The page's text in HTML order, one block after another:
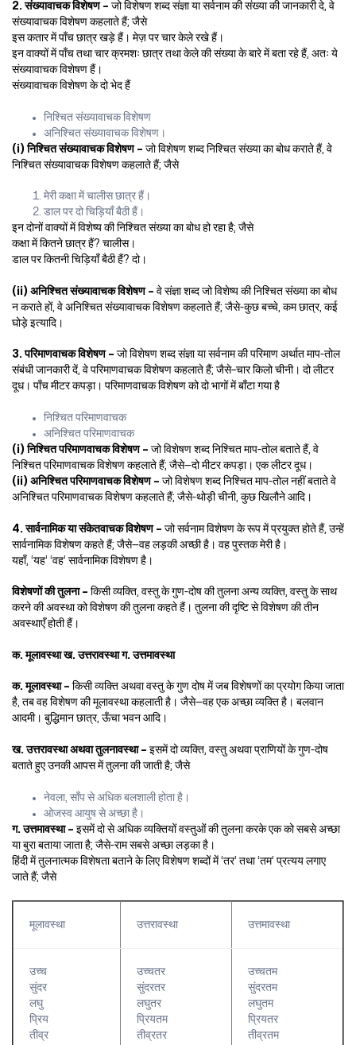
2. संख्यावाचक विशेषण – जो विशेषण शब्द संज्ञा या सर्वनाम की संख्या की जानकारी दे, वे
संख्यावाचक विशेषण कहलाते हैं; जैसे
इस कतार में पाँच छात्र खड़े हैं। मेज़ पर चार केले रखे हैं।
इन वाक्यों में पाँच तथा चार क्रमशः छात्र तथा केले की संख्या के बारे में बता रहे हैं, अतः ये
संख्यावाचक विशेषण हैं।
संख्यावाचक विशेषण के दो भेद हैं
निश्चित संख्यावाचक विशेषण
अनिश्चित संख्यावाचक विशेषण।
(i) निश्चित संख्यावाचक विशेषण – जो विशेषण शब्द निश्चित संख्या का बोध कराते हैं, वे
निश्चित संख्यावाचक विशेषण कहलाते हैं; जैसे
मेरी कक्षा में चालीस छात्र हैं।
डाल पर दो चिड़ियाँ बैठी हैं।
इन दोनों वाक्यों में विशेष्य की निश्चित संख्या का बोध हो रहा है; जैसे
कक्षा में कितने छात्र हैं? चालीस।
डाल पर कितनी चिड़ियाँ बैठी हैं? दो।
(ii) अनिश्चित संख्यावाचक विशेषण – वे संज्ञा शब्द जो विशेष्य की निश्चित संख्या का बोध
न कराते हों, वे अनिश्चित संख्यावाचक विशेषण कहलाते हैं; जैसे-कुछ बच्चे, कम छात्र, कई
घोड़े इत्यादि।
3. परिमाणवाचक विशेषण – जो विशेषण शब्द संज्ञा या सर्वनाम की परिमाण अर्थात माप-तोल
संबंधी जानकारी दें, वे परिमाणवाचक विशेषण कहलाते हैं; जैसे–चार किलो चीनी। दो लीटर
दूध। पाँच मीटर कपड़ा। परिमाणवाचक विशेषण को दो भागों में बाँटा गया है
निश्चित परिमाणवाचक
अनिश्चित परिमाणवाचक
(i) निश्चित परिमाणवाचक विशेषण – जो विशेषण शब्द निश्चित माप-तोल बताते हैं, वे
निश्चित परिमाणवाचक विशेषण कहलाते हैं; जैसे—दो मीटर कपड़ा। एक लीटर दूध।
(ii) अनिश्चित परिमाणवाचक विशेषण – जो विशेषण शब्द निश्चित माप-तोल नहीं बताते वे
अनिश्चित परिमाणवाचक विशेषण कहलाते हैं; जैसे-थोड़ी चीनी, कुछ खिलौने आदि।
4. सार्वनामिक या संकेतवाचक विशेषण – जो सर्वनाम विशेषण के रूप में प्रयुक्त होते हैं, उन्हें
सार्वनामिक विशेषण कहते हैं; जैसे—वह लड़की अच्छी है। वह पुस्तक मेरी है।
यहाँ, ‘यह’ ‘वह’ सार्वनामिक विशेषण है।
विशेषणों की तुलना – किसी व्यक्ति, वस्तु के गुण-दोष की तुलना अन्य व्यक्ति, वस्तु के साथ
करने की अवस्था को विशेषण की तुलना कहते हैं। तुलना की दृष्टि से विशेषण की तीन
अवस्थाएँ होती हैं।
क. मूलावस्था ख. उत्तरावस्था ग. उत्तमावस्था
क. मूलावस्था – किसी व्यक्ति अथवा वस्तु के गुण दोष में जब विशेषणों का प्रयोग किया जाता
है, तब वह विशेषण की मूलावस्था कहलाती है। जैसे—वह एक अच्छा व्यक्ति है। बलवान
आदमी। बुद्धिमान छात्र, ऊँचा भवन आदि।
ख. उत्तरावस्था अथवा तुलनावस्था – इसमें दो व्यक्ति, वस्तु अथवा प्राणियों के गुण-दोष
बताते हुए उनकी आपस में तुलना की जाती है; जैसे
नेवला, साँप से अधिक बलशाली होता है।
ओजस्व आयुष से अच्छा है।
ग. उत्तमावस्था – इसमें दो से अधिक व्यक्तियों वस्तुओं की तुलना करके एक को सबसे अच्छा
या बुरा बताया जाता है; जैसे-राम सबसे अच्छा लड़का है।
हिंदी में तुलनात्मक विशेषता बताने के लिए विशेषण शब्दों में ‘तर’ तथा ‘तम’ प्रत्यय लगाए
जाते हैं; जैसे
मूलावस्था उत्तरावस्था उत्तमावस्था
उच्च
सुंदर
लघु
प्रिय
तीव्र
उच्चतर
सुंदरतर
लघुतर
प्रियतम
तीव्रतर
उच्चतम
सुंदरतम
लघुतम
प्रियतर
तीव्रतम